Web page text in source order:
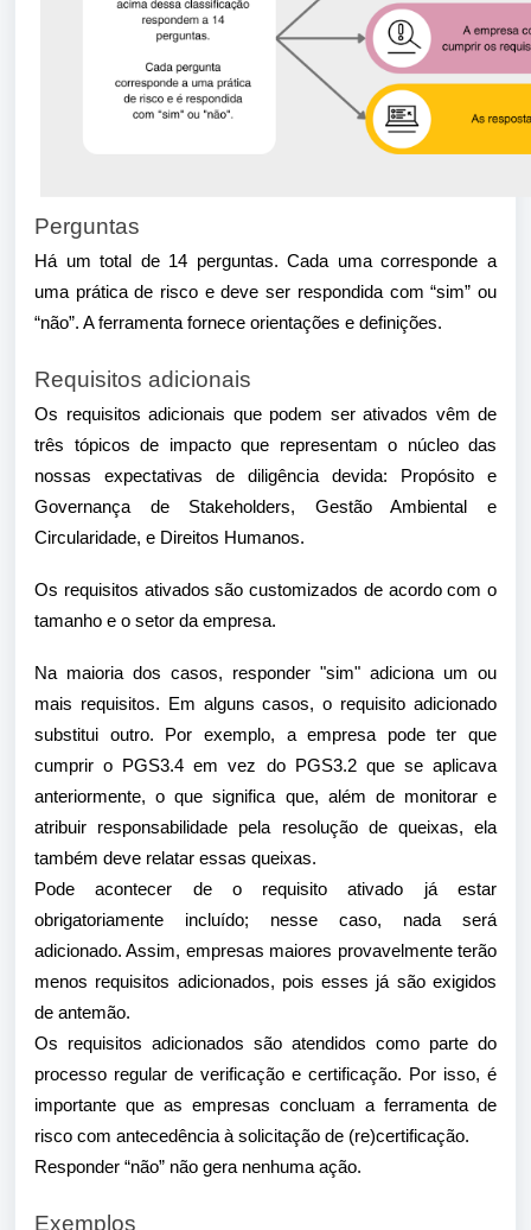
Perguntas
Há um total de 14 perguntas. Cada uma corresponde a
uma prática de risco e deve ser respondida com “sim” ou
“não”. A ferramenta fornece orientações e definições.
Requisitos adicionais
Os requisitos adicionais que podem ser ativados vêm de
três tópicos de impacto que representam o núcleo das
nossas expectativas de diligência devida: Propósito e
Governança de Stakeholders, Gestão Ambiental e
Circularidade, e Direitos Humanos.
Os requisitos ativados são customizados de acordo com o
tamanho e o setor da empresa.
Na maioria dos casos, responder "sim" adiciona um ou
mais requisitos. Em alguns casos, o requisito adicionado
substitui outro. Por exemplo, a empresa pode ter que
cumprir o PGS3.4 em vez do PGS3.2 que se aplicava
anteriormente, o que significa que, além de monitorar e
atribuir responsabilidade pela resolução de queixas, ela
também deve relatar essas queixas.
Pode acontecer de o requisito ativado já estar
obrigatoriamente incluído; nesse caso, nada será
adicionado. Assim, empresas maiores provavelmente terão
menos requisitos adicionados, pois esses já são exigidos
de antemão.
Os requisitos adicionados são atendidos como parte do
processo regular de verificação e certificação. Por isso, é
importante que as empresas concluam a ferramenta de
risco com antecedência à solicitação de (re)certificação.
Responder “não” não gera nenhuma ação.
Exemplos